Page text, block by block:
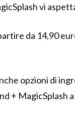
vi
da 14,90
opzioni di
+ MagicSplash